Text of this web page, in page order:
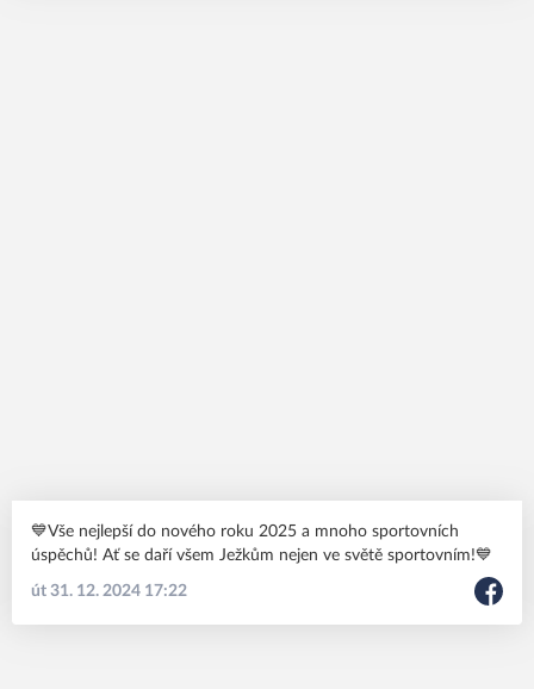
💙Vše nejlepší do nového roku 2025 a mnoho sportovních
úspěchů! Ať se daří všem Ježkům nejen ve světě sportovním!💙
út 31. 12. 2024 17:22